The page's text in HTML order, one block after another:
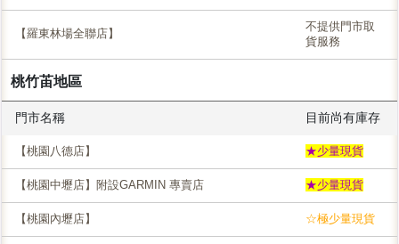
【羅東林場全聯店】
不提供門市取
貨服務
桃竹苖地區
門市名稱 目前尚有庫存
【桃園八德店】 ★少量現貨
【桃園中壢店】附設GARMIN 專賣店 ★少量現貨
【桃園內壢店】 ☆極少量現貨